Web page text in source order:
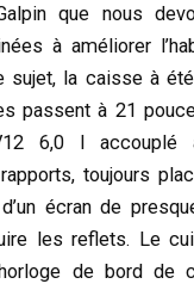
que nous
à améliorer
sujet, la caisse à
passent à 21
6,0 l accouplé
toujours
écran de
les reflets. Le
de bord de